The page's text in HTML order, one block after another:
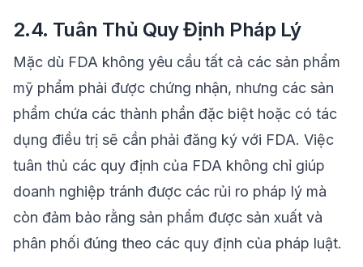
2.4. Tuân Thủ Quy Định Pháp Lý
Mặc dù FDA không yêu cầu tất cả các sản phẩm
mỹ phẩm phải được chứng nhận, nhưng các sản
phẩm chứa các thành phần đặc biệt hoặc có tác
dụng điều trị sẽ cần phải đăng ký với FDA. Việc
tuân thủ các quy định của FDA không chỉ giúp
doanh nghiệp tránh được các rủi ro pháp lý mà
còn đảm bảo rằng sản phẩm được sản xuất và
phân phối đúng theo các quy định của pháp luật.